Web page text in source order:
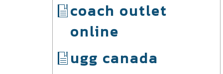
coach outlet
online
ugg canada